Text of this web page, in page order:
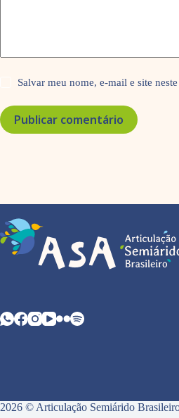
Salvar meu nome, e-mail e site
Publicar comentário
2026 © Articulação Semiárido